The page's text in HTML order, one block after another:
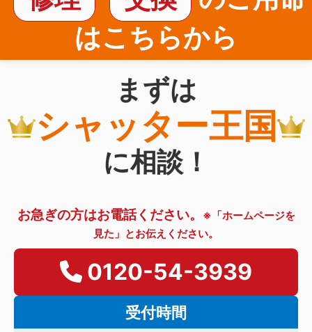
はこちらから
まずは
シャッター王国
に相談！
お急ぎの方はお電話ください。
※「ホームページを
見た」とお伝えください。
0120-54-3939
受付時間